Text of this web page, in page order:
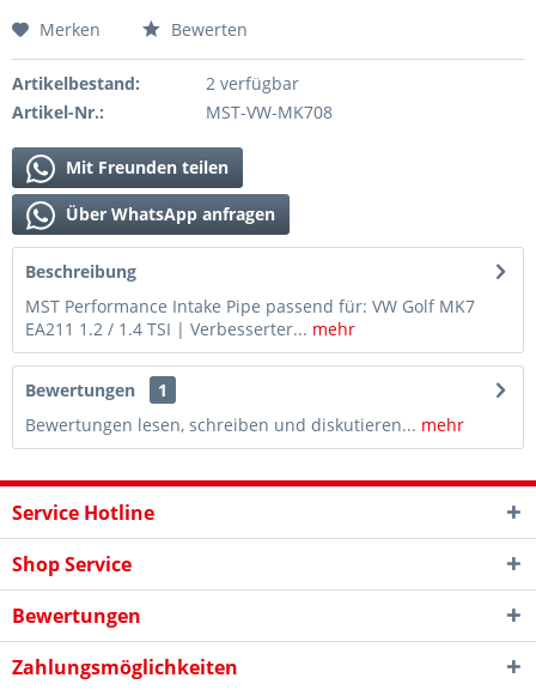
Merken Bewerten
Artikelbestand:
2 verfügbar
Artikel-Nr.:
MST-VW-MK708
Mit Freunden teilen
Über WhatsApp anfragen
Beschreibung
MST Performance Intake Pipe passend für: VW Golf MK7
EA211 1.2 / 1.4 TSI | Verbesserter... mehr
Bewertungen
1
Bewertungen lesen, schreiben und diskutieren... mehr
Service Hotline
Shop Service
Bewertungen
Zahlungsmöglichkeiten